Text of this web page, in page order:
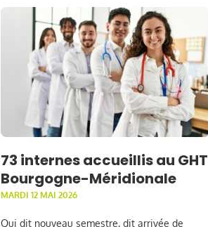
73 internes accueillis au GHT
Bourgogne-Méridionale
MARDI 12 MAI 2026
Qui dit nouveau semestre, dit arrivée de